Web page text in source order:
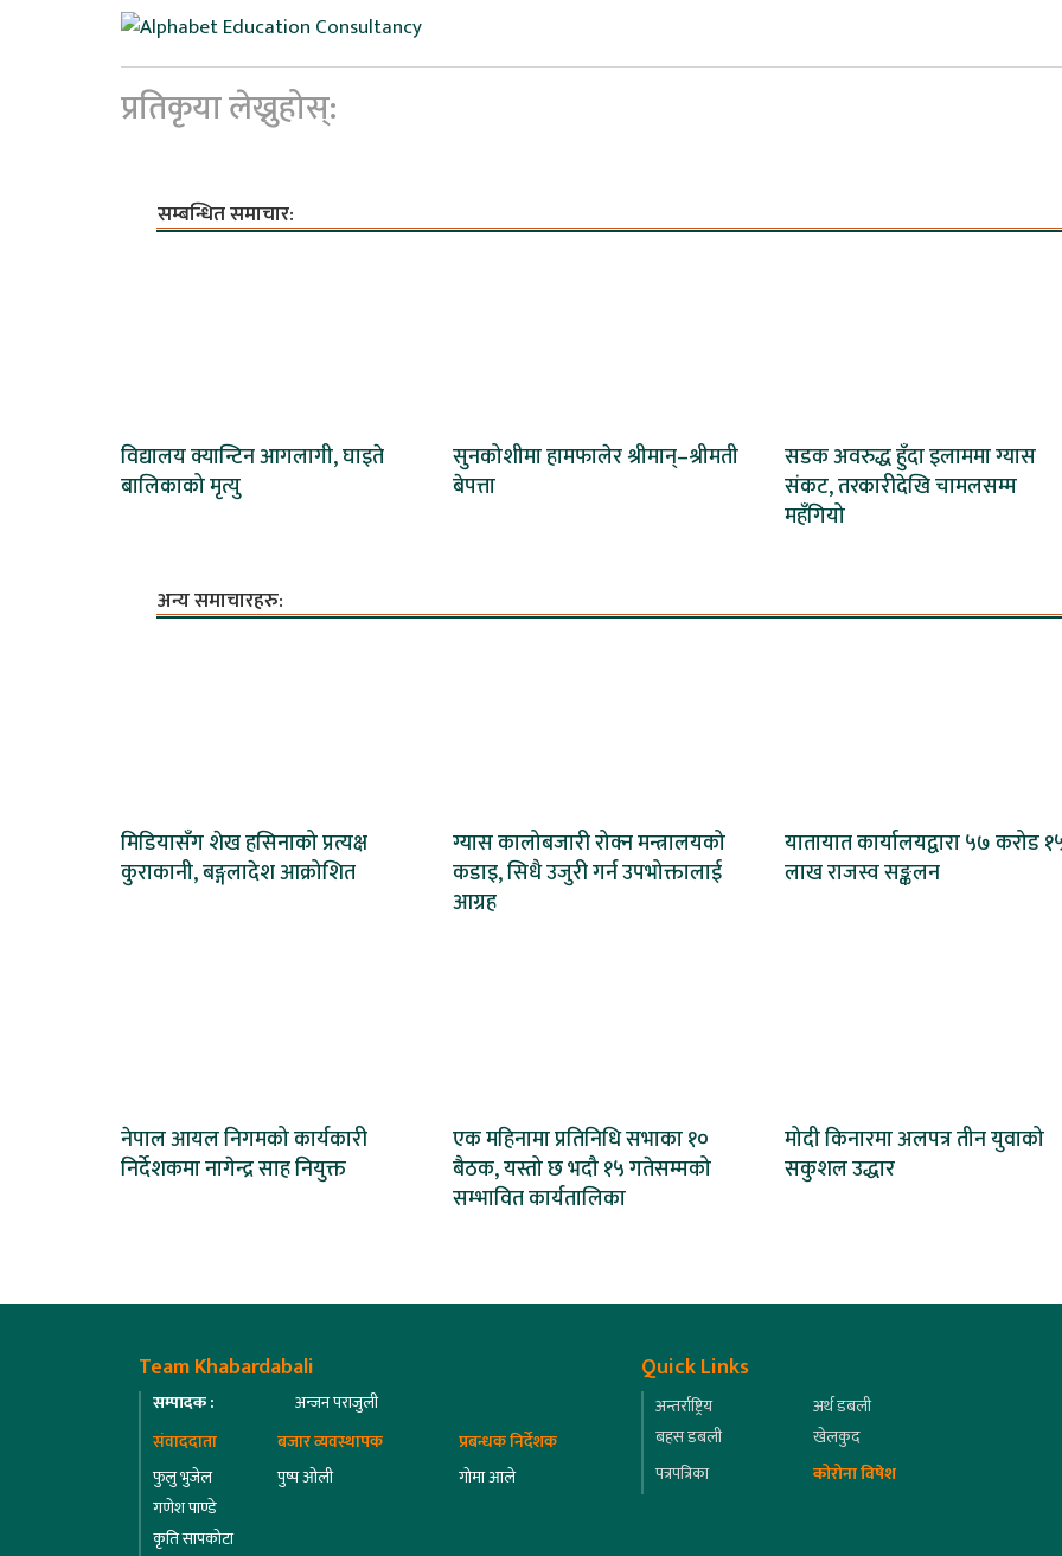
प्रतिकृया लेख्नुहोस्:
सम्बन्धित समाचार:
विद्यालय क्यान्टिन आगलागी, घाइते
बालिकाको मृत्यु
सुनकोशीमा हामफालेर श्रीमान्–श्रीमती
बेपत्ता
सडक अवरुद्ध हुँदा इलाममा ग्यास
संकट, तरकारीदेखि चामलसम्म
महँगियो
अन्य समाचारहरु:
मिडियासँग शेख हसिनाको प्रत्यक्ष
कुराकानी, बङ्गलादेश आक्रोशित
ग्यास कालोबजारी रोक्न मन्त्रालयको
कडाइ, सिधै उजुरी गर्न उपभोक्तालाई
आग्रह
यातायात कार्यालयद्वारा ५७ करोड
लाख राजस्व सङ्कलन
नेपाल आयल निगमको कार्यकारी
निर्देशकमा नागेन्द्र साह नियुक्त
एक महिनामा प्रतिनिधि सभाका १०
बैठक, यस्तो छ भदौ १५ गतेसम्मको
सम्भावित कार्यतालिका
मोदी किनारमा अलपत्र तीन युवाको
सकुशल उद्धार
Team Khabardabali
सम्पादक :
अन्जन पराजुली
संवाददाता
फुलु भुजेल
गणेश पाण्डे
कृति सापकोटा
बजार व्यवस्थापक
पुष्प ओली
प्रबन्धक निर्देशक
गोमा आले
Quick Links
अन्तर्राष्ट्रिय
अर्थ डबली
बहस डबली
खेलकुद
पत्रपत्रिका
कोरोना विषेश